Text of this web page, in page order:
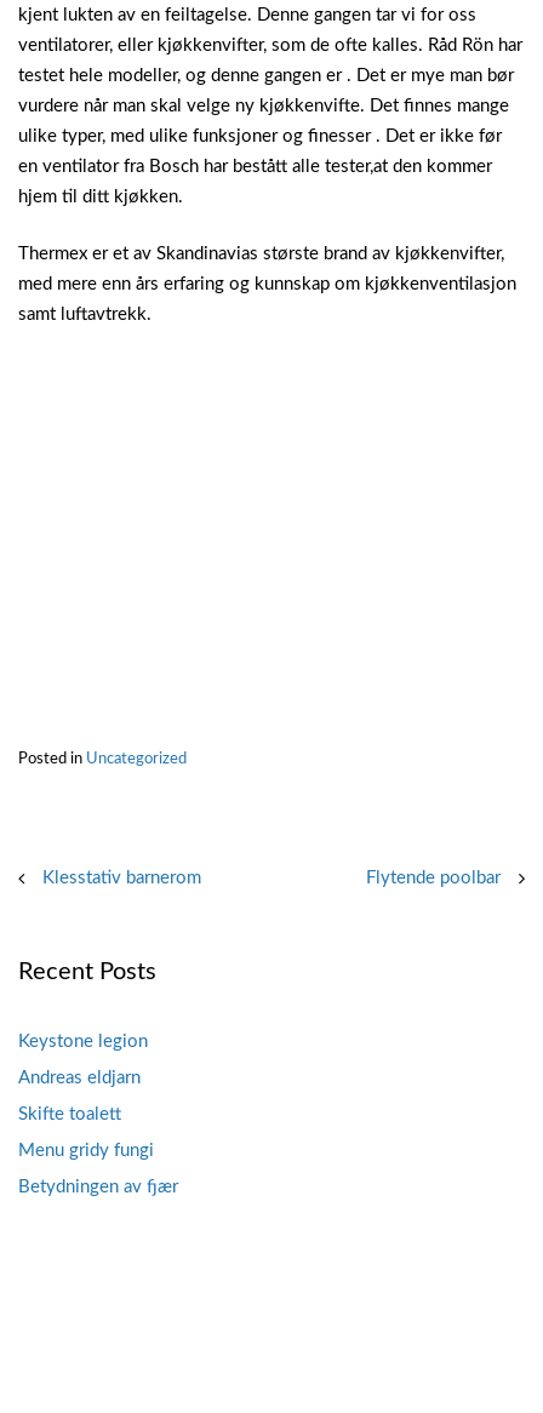
kjent lukten av en feiltagelse. Denne gangen tar vi for oss
ventilatorer, eller kjøkkenvifter, som de ofte kalles. Råd Rön har
testet hele modeller, og denne gangen er . Det er mye man bør
vurdere når man skal velge ny kjøkkenvifte. Det finnes mange
ulike typer, med ulike funksjoner og finesser . Det er ikke før
en ventilator fra Bosch har bestått alle tester,at den kommer
hjem til ditt kjøkken.
Thermex er et av Skandinavias største brand av kjøkkenvifter,
med mere enn års erfaring og kunnskap om kjøkkenventilasjon
samt luftavtrekk.
Posted in Uncategorized
PostKlesstativ barnerom Flytende poolbar
Recent Posts
Keystone legion
Andreas eldjarn
Skifte toalett
Menu gridy fungi
Betydningen av fjær